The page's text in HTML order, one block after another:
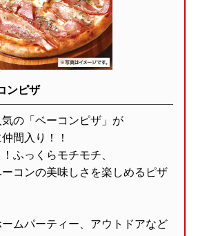
ンピザ
の「ベーコンピザ」が
間入り！！
ふっくらモチモチ、
コンの美味しさを楽しめるピザ
ムパーティー、アウトドアなど